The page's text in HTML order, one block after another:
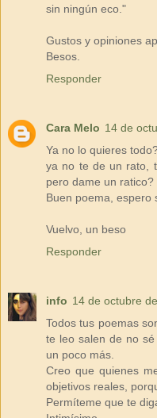
sin ningún eco."
Gustos y opiniones
Besos.
Responder
Cara Melo 14 de
Ya no lo quieres
ya no te de un rato,
pero dame un ratico?
Buen poema, espero
Vuelvo, un beso
Responder
info 14 de octubre
Todos tus poemas
te leo salen de no
un poco más.
Creo que quienes
objetivos reales,
Permíteme que te